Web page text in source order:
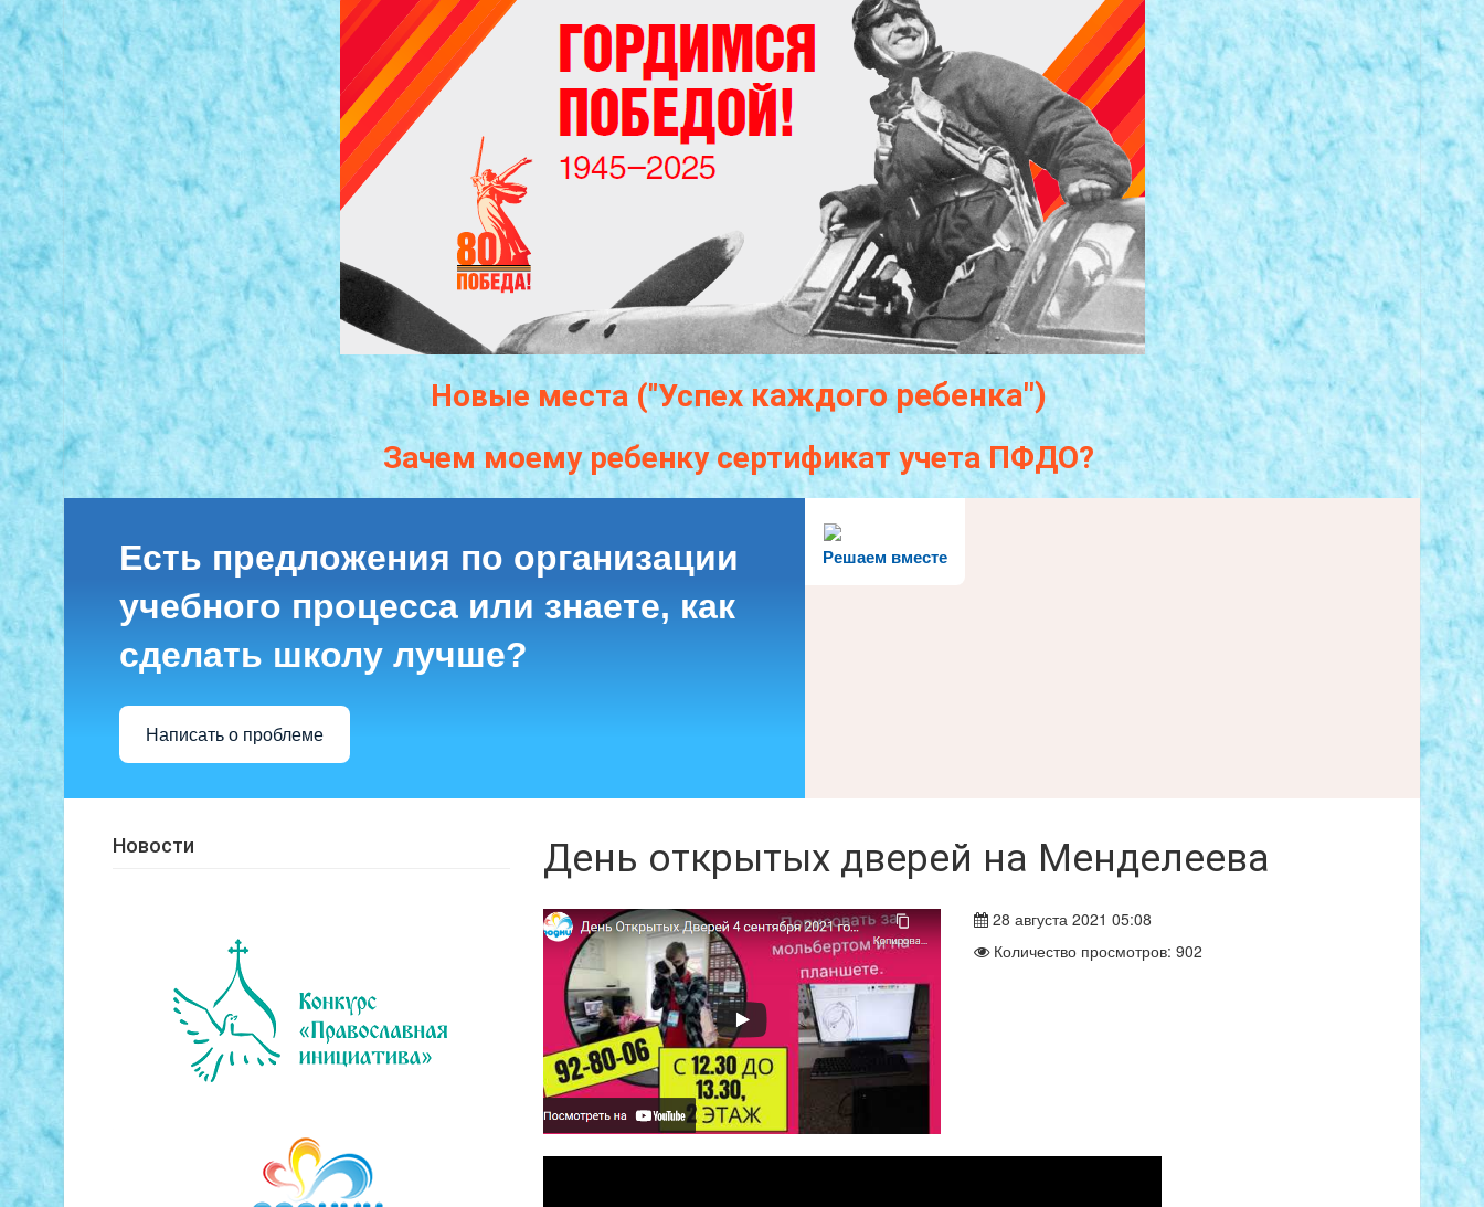
Новые места ("Успехкаждогоребенка")
Зачем моему ребенку сертификат учета ПФДО?
Решаем вместе
Есть предложения по организации
учебного процесса или знаете, как
сделать школу лучше?
Написать о проблеме
Новости День открытых дверей на Менделеева
28 августа 2021 05:08
Количество просмотров: 902